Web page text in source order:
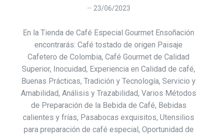
23/06/2023
En la Tienda de Café Especial Gourmet Ensoñación
encontrarás: Café tostado de origen Paisaje
Cafetero de Colombia, Café Gourmet de Calidad
Superior, Inocuidad, Experiencia en Calidad de café,
Buenas Prácticas, Tradición y Tecnología, Servicio y
Amabilidad, Análisis y Trazabilidad, Varios Métodos
de Preparación de la Bebida de Café, Bebidas
calientes y frías, Pasabocas exquisitos, Utensilios
para preparación de café especial, Oportunidad de